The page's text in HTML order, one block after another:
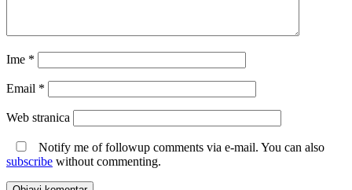
Ime *
Email *
Web stranica
Notify me of followup comments via e-mail. You can also
subscribe without commenting.